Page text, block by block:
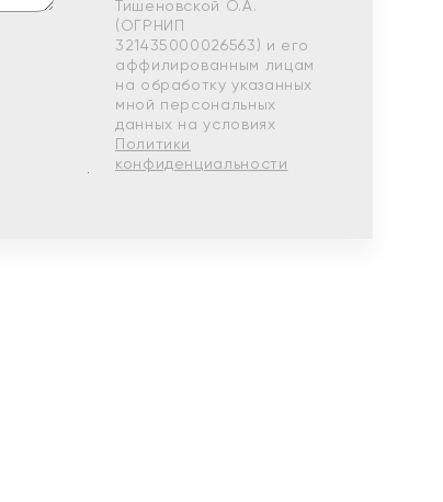
Тишеновской О.А.
(ОГРНИП
321435000026563) и его
аффилированным лицам
на обработку указанных
мной персональных
данных на условиях
Политики
конфиденциальности